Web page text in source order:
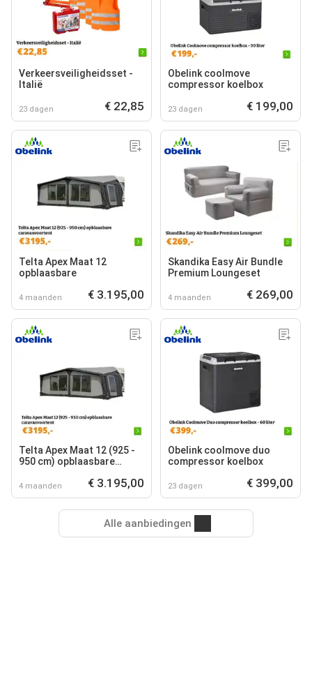
Verkeersveiligheidsset -
Italië
23 dagen € 22,85
Obelink coolmove
compressor koelbox
23 dagen € 199,00
Telta Apex Maat 12
opblaasbare
4 maanden € 3.195,00
Skandika Easy Air Bundle
Premium Loungeset
4 maanden € 269,00
Telta Apex Maat 12 (925 -
950 cm) opblaasbare
4 maanden € 3.195,00
Obelink coolmove duo
compressor koelbox
23 dagen € 399,00
Alle aanbiedingen